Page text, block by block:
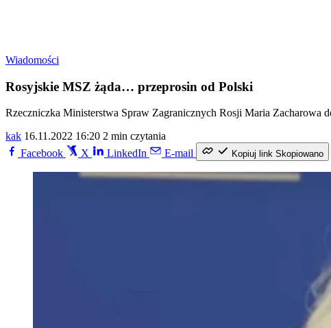
Wiadomości
Rosyjskie MSZ żąda… przeprosin od Polski
Rzeczniczka Ministerstwa Spraw Zagranicznych Rosji Maria Zacharowa
kak 16.11.2022 16:20 2 min czytania
Facebook
X LinkedIn E-mail Kopiuj link Skopiowano